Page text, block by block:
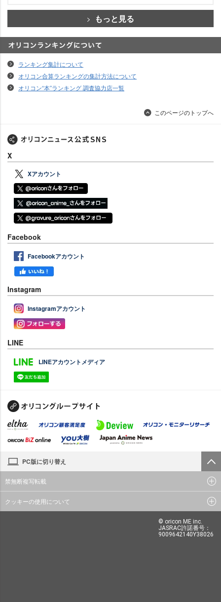
もっと見る
ランキング集計について
オリコン合算ランキングの集計方法について
オリコン“本”ランキング 調査協力店一覧
このページのトップへ
X
Xアカウント
Facebook
Facebookアカウント
Instagram
Instagramアカウント
LINE
LINEアカウントメディア
PC版に切り替え
禁無断複写転載
クッキーの使用について
© oricon ME inc.
JASRAC許諾番号：
9009642140Y38026